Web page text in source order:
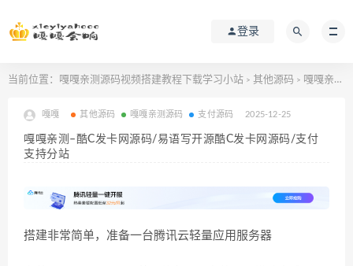
登录
当前位置： 嘎嘎亲测源码视频搭建教程下载学习小站 > 其他源码 > 嘎嘎亲测–酷C发卡网源码/易语写开源酷C发卡网源码/支付支持分站
嘎嘎 其他源码 嘎嘎亲测源码 支付源码 2025-12-25
嘎嘎亲测–酷C发卡网源码/易语写开源酷C发卡网源码/支付
支持分站
搭建非常简单，准备一台腾讯云轻量应用服务器